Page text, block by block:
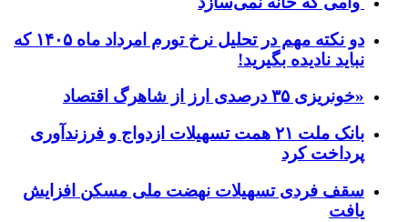
دو نکته مهم در تحلیل نرخ تورم امرداد ماه ۱۴۰۵ که
نباید نادیده بگیرید!
«خونریزی ۳۵ درصدی ارز از شاهرگ اقتصاد
بانک ملت ۲۱ همت تسهیلات ازدواج و فرزندآوری
پرداخت کرد
سقف فردی تسهیلات نهضت ملی مسکن افزایش
یافت